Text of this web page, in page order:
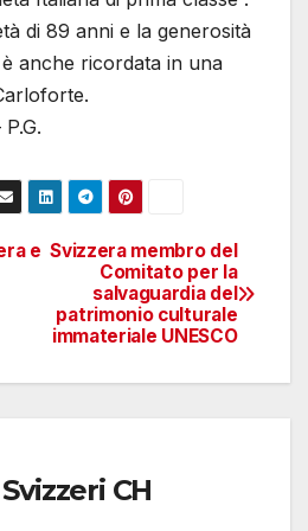
di 89 anni e la generosità
anche ricordata in una
Svizzera membro del
Comitato per la
salvaguardia del
patrimonio culturale
immateriale UNESCO
e
Svizzeri CH